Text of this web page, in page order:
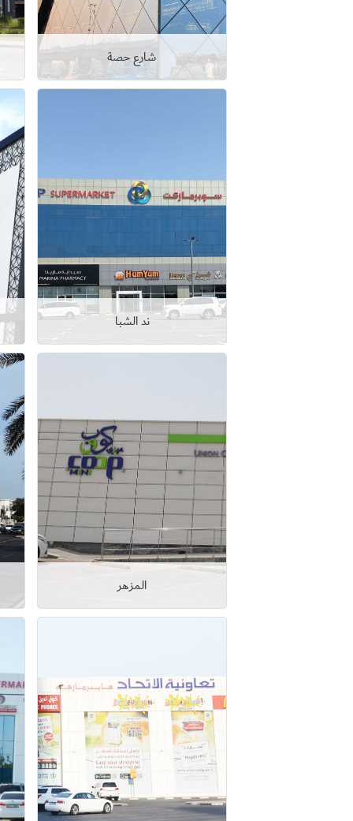
شارع حصة
عرض التفاصيل
ند الشبا
عرض التفاصيل
المزهر
عرض التفاصيل